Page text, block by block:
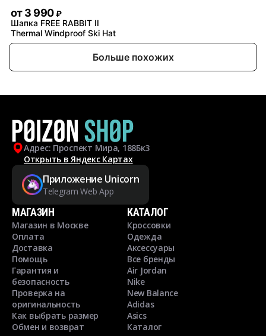
от3 990 ₽
Шапка FREE RABBIT II
Thermal Windproof Ski Hat
Больше похожих
Адрес: Проспект Мира, 188Бк3
Открыть в Яндекс Картах
Приложение Unicorn
Telegram Web App
МАГАЗИН
Магазин в Москве
Оплата
Доставка
Помощь
Гарантия и
безопасность
Проверка на
оригинальность
Как выбрать размер
Обмен и возврат
КАТАЛОГ
Кроссовки
Одежда
Аксессуары
Все бренды
Air Jordan
Nike
New Balance
Adidas
Asics
Каталог